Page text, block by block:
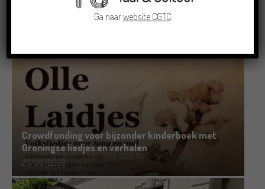
Crowdfunding voor bijzonder kinderboek met
Groningse liedjes en verhalen
23/06/2026
Ga naarwebsite CGTC